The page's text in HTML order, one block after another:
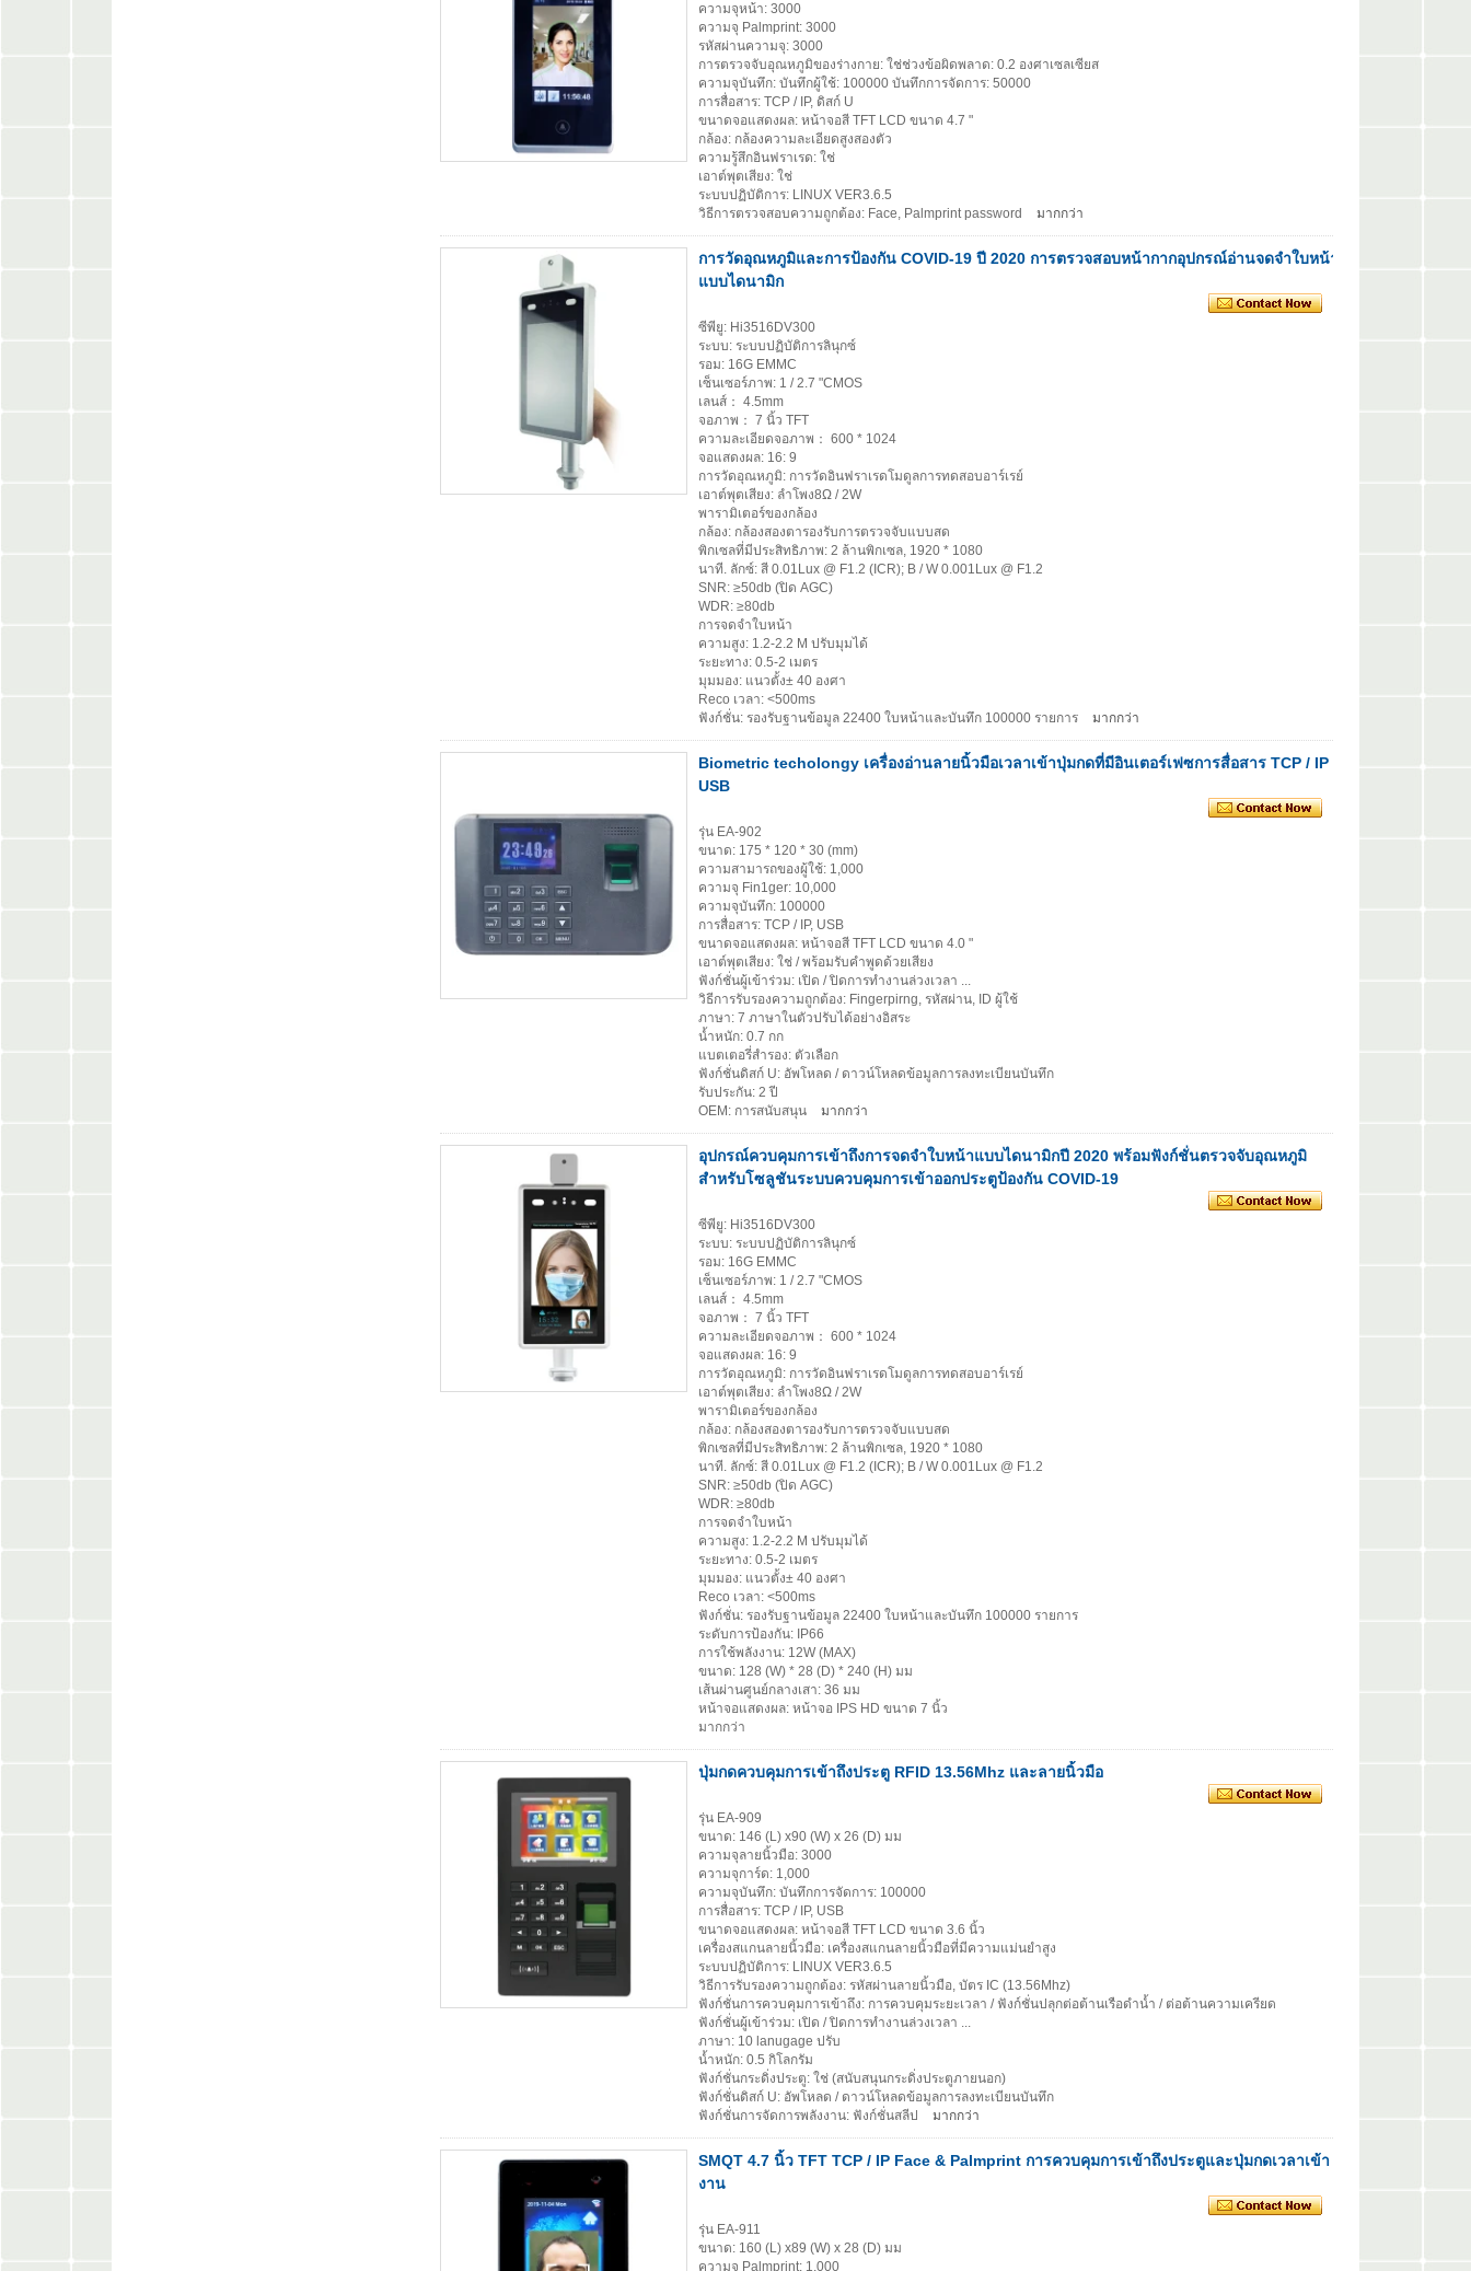
ความจุหน้า: 3000
ความจุ Palmprint: 3000
รหัสผ่านความจุ: 3000
การตรวจจับอุณหภูมิของร่างกาย: ใช่ช่วงข้อผิดพลาด: 0.2 องศาเซลเซียส
ความจุบันทึก: บันทึกผู้ใช้: 100000 บันทึกการจัดการ: 50000
การสื่อสาร: TCP / IP, ดิสก์ U
ขนาดจอแสดงผล: หน้าจอสี TFT LCD ขนาด 4.7 "
กล้อง: กล้องความละเอียดสูงสองตัว
ความรู้สึกอินฟราเรด: ใช่
เอาต์พุตเสียง: ใช่
ระบบปฏิบัติการ: LINUX VER3.6.5
วิธีการตรวจสอบความถูกต้อง: Face, Palmprint password
มากกว่า
การวัดอุณหภูมิและการป้องกัน COVID-19 ปี 2020 การตรวจสอบหน้ากากอุปกรณ์อ่านจดจำใบหน้า
แบบไดนามิก
ซีพียู: Hi3516DV300
ระบบ: ระบบปฏิบัติการลินุกซ์
รอม: 16G EMMC
เซ็นเซอร์ภาพ: 1 / 2.7 "CMOS
เลนส์： 4.5mm
จอภาพ： 7 นิ้ว TFT
ความละเอียดจอภาพ： 600 * 1024
จอแสดงผล: 16: 9
การวัดอุณหภูมิ: การวัดอินฟราเรดโมดูลการทดสอบอาร์เรย์
เอาต์พุตเสียง: ลำโพง8Ω / 2W
พารามิเตอร์ของกล้อง
กล้อง: กล้องสองตารองรับการตรวจจับแบบสด
พิกเซลที่มีประสิทธิภาพ: 2 ล้านพิกเซล, 1920 * 1080
นาที. ลักซ์: สี 0.01Lux @ F1.2 (ICR); B / W 0.001Lux @ F1.2
SNR: ≥50db (ปิด AGC)
WDR: ≥80db
การจดจำใบหน้า
ความสูง: 1.2-2.2 M ปรับมุมได้
ระยะทาง: 0.5-2 เมตร
มุมมอง: แนวตั้ง± 40 องศา
Reco เวลา: <500ms
ฟังก์ชั่น: รองรับฐานข้อมูล 22400 ใบหน้าและบันทึก 100000 รายการ
มากกว่า
Biometric techolongy เครื่องอ่านลายนิ้วมือเวลาเข้าปุ่มกดที่มีอินเตอร์เฟซการสื่อสาร TCP / IP
USB
รุ่น EA-902
ขนาด: 175 * 120 * 30 (mm)
ความสามารถของผู้ใช้: 1,000
ความจุ Fin1ger: 10,000
ความจุบันทึก: 100000
การสื่อสาร: TCP / IP, USB
ขนาดจอแสดงผล: หน้าจอสี TFT LCD ขนาด 4.0 "
เอาต์พุตเสียง: ใช่ / พร้อมรับคำพูดด้วยเสียง
ฟังก์ชั่นผู้เข้าร่วม: เปิด / ปิดการทำงานล่วงเวลา ...
วิธีการรับรองความถูกต้อง: Fingerpirng, รหัสผ่าน, ID ผู้ใช้
ภาษา: 7 ภาษาในตัวปรับได้อย่างอิสระ
น้ำหนัก: 0.7 กก
แบตเตอรี่สำรอง: ตัวเลือก
ฟังก์ชั่นดิสก์ U: อัพโหลด / ดาวน์โหลดข้อมูลการลงทะเบียนบันทึก
รับประกัน: 2 ปี
OEM: การสนับสนุน
มากกว่า
อุปกรณ์ควบคุมการเข้าถึงการจดจำใบหน้าแบบไดนามิกปี 2020 พร้อมฟังก์ชั่นตรวจจับอุณหภูมิ
สำหรับโซลูชันระบบควบคุมการเข้าออกประตูป้องกัน COVID-19
ซีพียู: Hi3516DV300
ระบบ: ระบบปฏิบัติการลินุกซ์
รอม: 16G EMMC
เซ็นเซอร์ภาพ: 1 / 2.7 "CMOS
เลนส์： 4.5mm
จอภาพ： 7 นิ้ว TFT
ความละเอียดจอภาพ： 600 * 1024
จอแสดงผล: 16: 9
การวัดอุณหภูมิ: การวัดอินฟราเรดโมดูลการทดสอบอาร์เรย์
เอาต์พุตเสียง: ลำโพง8Ω / 2W
พารามิเตอร์ของกล้อง
กล้อง: กล้องสองตารองรับการตรวจจับแบบสด
พิกเซลที่มีประสิทธิภาพ: 2 ล้านพิกเซล, 1920 * 1080
นาที. ลักซ์: สี 0.01Lux @ F1.2 (ICR); B / W 0.001Lux @ F1.2
SNR: ≥50db (ปิด AGC)
WDR: ≥80db
การจดจำใบหน้า
ความสูง: 1.2-2.2 M ปรับมุมได้
ระยะทาง: 0.5-2 เมตร
มุมมอง: แนวตั้ง± 40 องศา
Reco เวลา: <500ms
ฟังก์ชั่น: รองรับฐานข้อมูล 22400 ใบหน้าและบันทึก 100000 รายการ
ระดับการป้องกัน: IP66
การใช้พลังงาน: 12W (MAX)
ขนาด: 128 (W) * 28 (D) * 240 (H) มม
เส้นผ่านศูนย์กลางเสา: 36 มม
หน้าจอแสดงผล: หน้าจอ IPS HD ขนาด 7 นิ้ว
มากกว่า
ปุ่มกดควบคุมการเข้าถึงประตู RFID 13.56Mhz และลายนิ้วมือ
รุ่น EA-909
ขนาด: 146 (L) x90 (W) x 26 (D) มม
ความจุลายนิ้วมือ: 3000
ความจุการ์ด: 1,000
ความจุบันทึก: บันทึกการจัดการ: 100000
การสื่อสาร: TCP / IP, USB
ขนาดจอแสดงผล: หน้าจอสี TFT LCD ขนาด 3.6 นิ้ว
เครื่องสแกนลายนิ้วมือ: เครื่องสแกนลายนิ้วมือที่มีความแม่นยำสูง
ระบบปฏิบัติการ: LINUX VER3.6.5
วิธีการรับรองความถูกต้อง: รหัสผ่านลายนิ้วมือ, บัตร IC (13.56Mhz)
ฟังก์ชั่นการควบคุมการเข้าถึง: การควบคุมระยะเวลา / ฟังก์ชั่นปลุกต่อต้านเรือดำน้ำ / ต่อต้านความเครียด
ฟังก์ชั่นผู้เข้าร่วม: เปิด / ปิดการทำงานล่วงเวลา ...
ภาษา: 10 lanugage ปรับ
น้ำหนัก: 0.5 กิโลกรัม
ฟังก์ชั่นกระดิ่งประตู: ใช่ (สนับสนุนกระดิ่งประตูภายนอก)
ฟังก์ชั่นดิสก์ U: อัพโหลด / ดาวน์โหลดข้อมูลการลงทะเบียนบันทึก
ฟังก์ชั่นการจัดการพลังงาน: ฟังก์ชั่นสลีป
มากกว่า
SMQT 4.7 นิ้ว TFT TCP / IP Face & Palmprint การควบคุมการเข้าถึงประตูและปุ่มกดเวลาเข้า
งาน
รุ่น EA-911
ขนาด: 160 (L) x89 (W) x 28 (D) มม
ความจุ Palmprint: 1,000